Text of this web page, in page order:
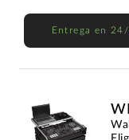
Entrega en